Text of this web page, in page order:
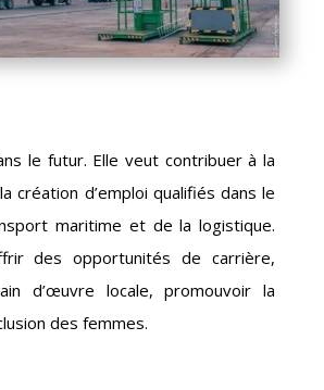
le futur. Elle veut contribuer à la
création d’emploi qualifiés dans le
maritime et de la logistique.
des opportunités de carrière,
d’œuvre locale, promouvoir la
des femmes.